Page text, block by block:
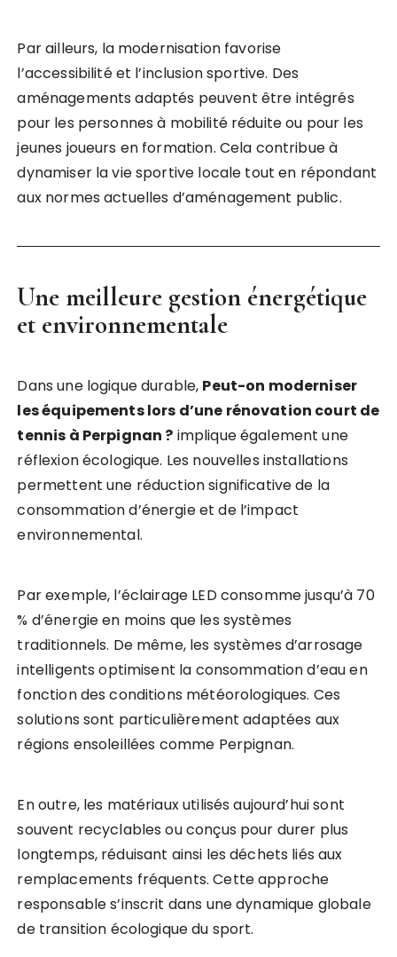
Par ailleurs, la modernisation favorise
l’accessibilité et l’inclusion sportive. Des
aménagements adaptés peuvent être intégrés
pour les personnes à mobilité réduite ou pour les
jeunes joueurs en formation. Cela contribue à
dynamiser la vie sportive locale tout en répondant
aux normes actuelles d’aménagement public.
Une meilleure gestion énergétique
et environnementale
Dans une logique durable, Peut-on moderniser
les équipements lors d’une rénovation court de
tennis à Perpignan ? implique également une
réflexion écologique. Les nouvelles installations
permettent une réduction significative de la
consommation d’énergie et de l’impact
environnemental.
Par exemple, l’éclairage LED consomme jusqu’à 70
% d’énergie en moins que les systèmes
traditionnels. De même, les systèmes d’arrosage
intelligents optimisent la consommation d’eau en
fonction des conditions météorologiques. Ces
solutions sont particulièrement adaptées aux
régions ensoleillées comme Perpignan.
En outre, les matériaux utilisés aujourd’hui sont
souvent recyclables ou conçus pour durer plus
longtemps, réduisant ainsi les déchets liés aux
remplacements fréquents. Cette approche
responsable s’inscrit dans une dynamique globale
de transition écologique du sport.